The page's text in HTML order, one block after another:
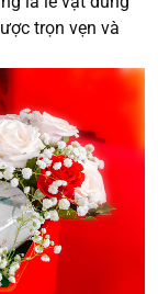
trọn vẹn và